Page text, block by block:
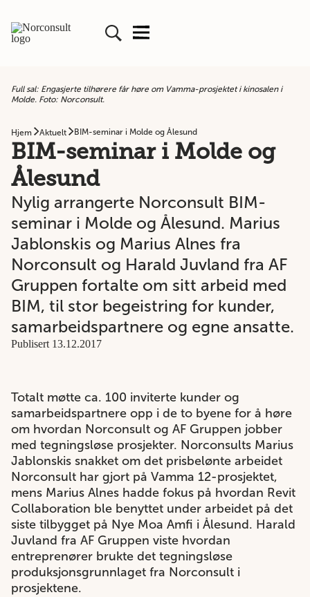
Full sal: Engasjerte tilhørere får høre om Vamma-prosjektet i kinosalen i
Molde. Foto: Norconsult.
Hjem Aktuelt BIM-seminar i Molde og Ålesund
BIM-seminar i Molde og
Ålesund
Nylig arrangerte Norconsult BIM-
seminar i Molde og Ålesund. Marius
Jablonskis og Marius Alnes fra
Norconsult og Harald Juvland fra AF
Gruppen fortalte om sitt arbeid med
BIM, til stor begeistring for kunder,
samarbeidspartnere og egne ansatte.
Publisert 13.12.2017
Totalt møtte ca. 100 inviterte kunder og
samarbeidspartnere opp i de to byene for å høre
om hvordan Norconsult og AF Gruppen jobber
med tegningsløse prosjekter. Norconsults Marius
Jablonskis snakket om det prisbelønte arbeidet
Norconsult har gjort på Vamma 12-prosjektet,
mens Marius Alnes hadde fokus på hvordan Revit
Collaboration ble benyttet under arbeidet på det
siste tilbygget på Nye Moa Amfi i Ålesund. Harald
Juvland fra AF Gruppen viste hvordan
entreprenører brukte det tegningsløse
produksjonsgrunnlaget fra Norconsult i
prosjektene.